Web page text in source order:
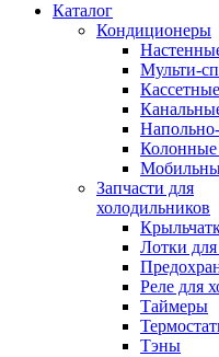
Каталог
Кондиционеры
Мульти-
Запчасти для
холодильников
Лотки для
Реле для
Таймеры
Тэны